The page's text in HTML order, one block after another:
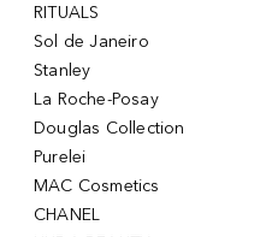
RITUALS
Sol de Janeiro
Stanley
La Roche-Posay
Douglas Collection
Purelei
MAC Cosmetics
CHANEL